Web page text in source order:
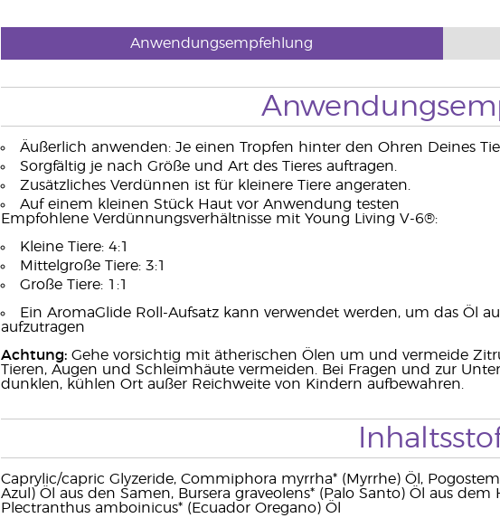
Anwendungsempfehlung
Äußerlich anwenden: Je einen Tropfen hinter den Ohren Deines
Sorgfältig je nach Größe und Art des Tieres auftragen.
Zusätzliches Verdünnen ist für kleinere Tiere angeraten.
Auf einem kleinen Stück Haut vor Anwendung testen
Empfohlene Verdünnungsverhältnisse mit Young Living V-6®:
Kleine Tiere: 4:1
Mittelgroße Tiere: 3:1
Große Tiere: 1:1
Ein AromaGlide Roll-Aufsatz kann verwendet werden, um das Öl
aufzutragen
Achtung:Gehe vorsichtig mit ätherischen Ölen um und vermeide
Tieren, Augen und Schleimhäute vermeiden. Bei Fragen und zur
dunklen, kühlen Ort außer Reichweite von Kindern aufbewahren.
Caprylic/capric Glyzeride, Commiphora myrrha* (Myrrhe) Öl,
Azul) Öl aus den Samen, Bursera graveolens* (Palo Santo) Öl aus
Plectranthus amboinicus* (Ecuador Oregano) Öl